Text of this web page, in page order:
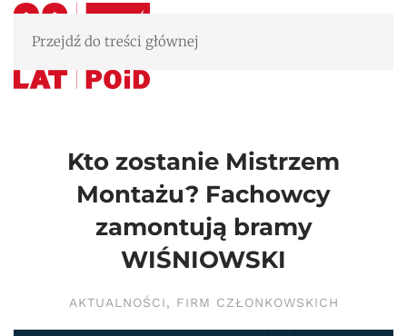
Przejdź do treści głównej
Kto zostanie Mistrzem
Montażu? Fachowcy
zamontują bramy
WIŚNIOWSKI
AKTUALNOŚCI, FIRM CZŁONKOWSKICH